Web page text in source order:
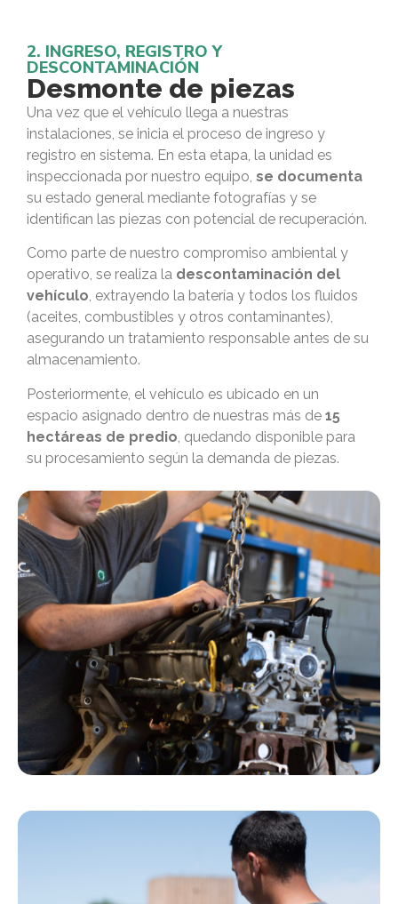
2. INGRESO, REGISTRO Y
DESCONTAMINACIÓN
Desmonte de piezas
Una vez que el vehículo llega a nuestras
instalaciones, se inicia el proceso de ingreso y
registro en sistema. En esta etapa, la unidad es
inspeccionada por nuestro equipo, se documenta
su estado general mediante fotografías y se
identifican las piezas con potencial de recuperación.
Como parte de nuestro compromiso ambiental y
operativo, se realiza la descontaminación del
vehículo, extrayendo la batería y todos los fluidos
(aceites, combustibles y otros contaminantes),
asegurando un tratamiento responsable antes de su
almacenamiento.
Posteriormente, el vehículo es ubicado en un
espacio asignado dentro de nuestras más de 15
hectáreas de predio , quedando disponible para
su procesamiento según la demanda de piezas.